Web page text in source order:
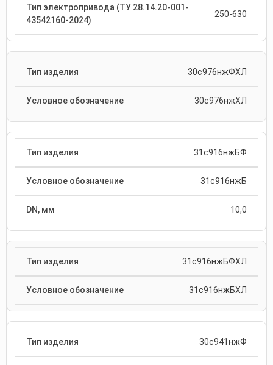
250-630
30с976нжФХЛ
30с976нжХЛ
31с916нжБФ
31с916нжБ
10,0
31с916нжБФХЛ
31с916нжБХЛ
30с941нжФ